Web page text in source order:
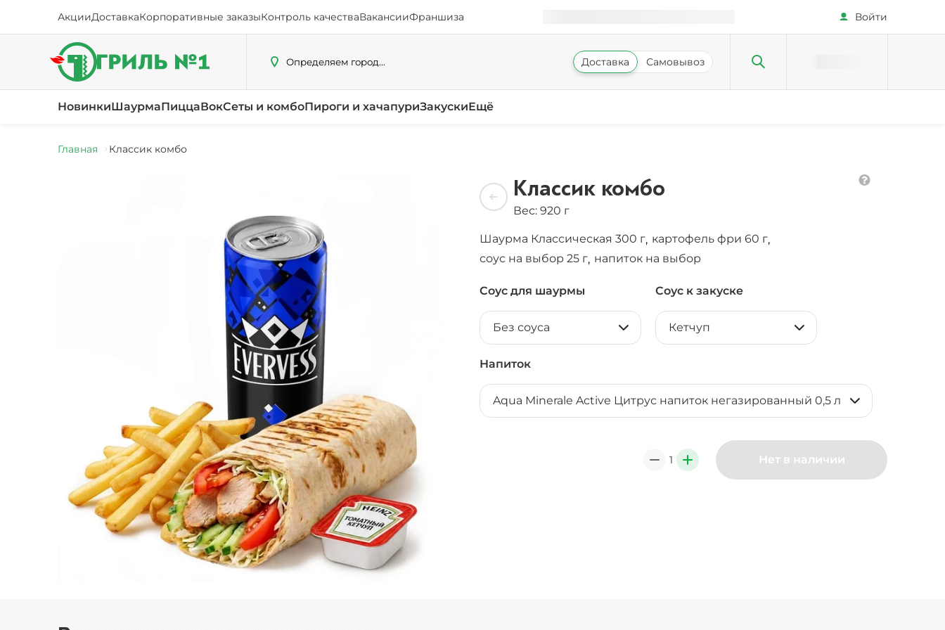
АкцииДоставкаКорпоративные заказыКонтроль качестваВакансииФраншиза Войти
Определяем город... Доставка Самовывоз
НовинкиШаурмаПиццаВокСеты и комбоПироги и хачапуриЗакускиЕщё
Главная Классик комбо
Классик комбо
Вес: 920 г
Шаурма Классическая 300 г, картофель фри 60 г,
соус на выбор 25 г, напиток на выбор
Соус для шаурмы
Без соуса
Соус к закуске
Кетчуп
Напиток
Aqua Minerale Active Цитрус напиток негазированный 0,5 л
1 + Нет в наличии